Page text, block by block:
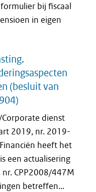
bij fiscaal
in eigen
(besluit van
dienst
2019, nr. 2019-
heeft het
een actualisering
CPP2008/447M
betreffen...